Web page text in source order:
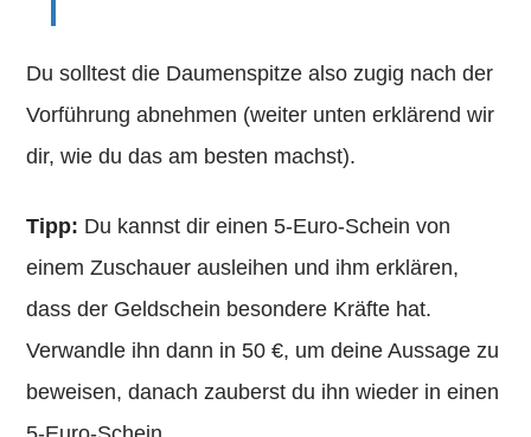
Du solltest die Daumenspitze also zugig nach der
Vorführung abnehmen (weiter unten erklärend wir
dir, wie du das am besten machst).
Tipp: Du kannst dir einen 5-Euro-Schein von
einem Zuschauer ausleihen und ihm erklären,
dass der Geldschein besondere Kräfte hat.
Verwandle ihn dann in 50 €, um deine Aussage zu
beweisen, danach zauberst du ihn wieder in einen